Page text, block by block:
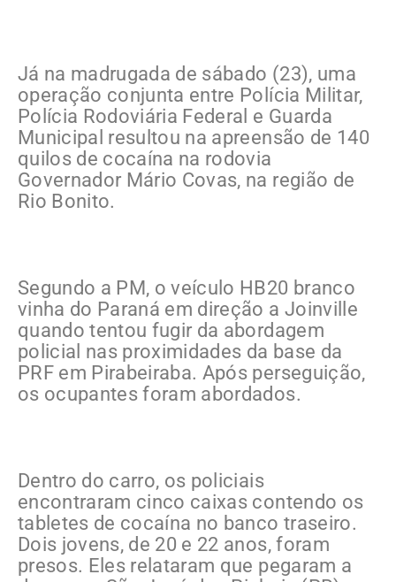
Já na madrugada de sábado (23), uma
operação conjunta entre Polícia Militar,
Polícia Rodoviária Federal e Guarda
Municipal resultou na apreensão de 140
quilos de cocaína na rodovia
Governador Mário Covas, na região de
Rio Bonito.
Segundo a PM, o veículo HB20 branco
vinha do Paraná em direção a Joinville
quando tentou fugir da abordagem
policial nas proximidades da base da
PRF em Pirabeiraba. Após perseguição,
os ocupantes foram abordados.
Dentro do carro, os policiais
encontraram cinco caixas contendo os
tabletes de cocaína no banco traseiro.
Dois jovens, de 20 e 22 anos, foram
presos. Eles relataram que pegaram a